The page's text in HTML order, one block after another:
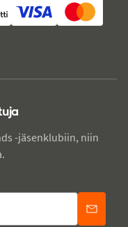
-jäsenklubiin, niin